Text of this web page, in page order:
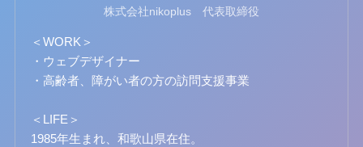
株式会社nikoplus 代表取締役
＜WORK＞
・ウェブデザイナー
・高齢者、障がい者の方の訪問支援事業
＜LIFE＞
1985年生まれ、和歌山県在住。